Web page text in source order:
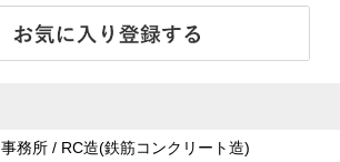
事務所 / RC造(鉄筋コンクリート造)